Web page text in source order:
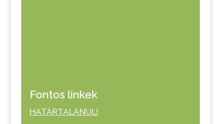
Fontos linkek
HATÁRTALANUL!